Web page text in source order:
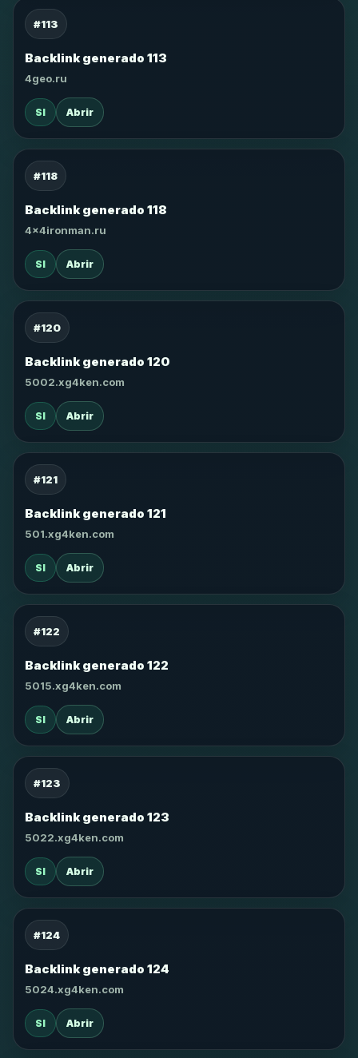
#113
Backlink generado 113
4geo.ru
SI Abrir
#118
Backlink generado 118
4x4ironman.ru
SI Abrir
#120
Backlink generado 120
5002.xg4ken.com
SI Abrir
#121
Backlink generado 121
501.xg4ken.com
SI Abrir
#122
Backlink generado 122
5015.xg4ken.com
SI Abrir
#123
Backlink generado 123
5022.xg4ken.com
SI Abrir
#124
Backlink generado 124
5024.xg4ken.com
SI Abrir